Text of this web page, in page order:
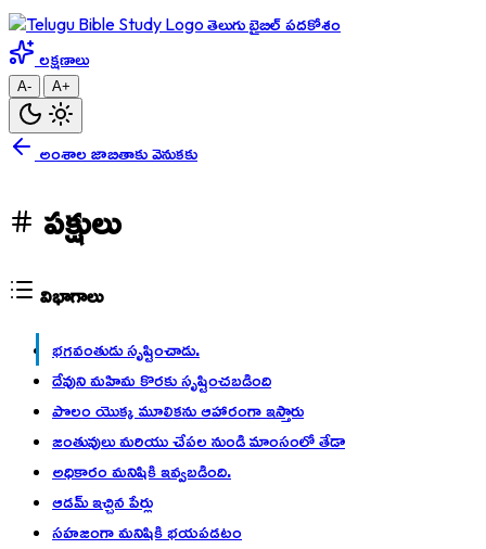
తెలుగు బైబిల్ పదకోశం
లక్షణాలు
A- A+
అంశాల జాబితాకు వెనుకకు
పక్షులు
విభాగాలు
భగవంతుడు సృష్టించాడు.
దేవుని మహిమ కొరకు సృష్టించబడింది
పొలం యొక్క మూలికను ఆహారంగా ఇస్తారు
జంతువులు మరియు చేపల నుండి మాంసంలో తేడా
అధికారం మనిషికి ఇవ్వబడింది.
ఆడమ్ ఇచ్చిన పేర్లు
సహజంగా మనిషికి భయపడటం